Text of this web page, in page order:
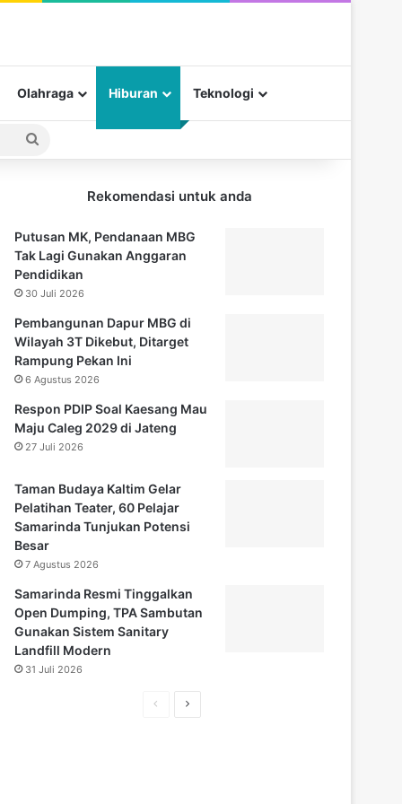
Olahraga Hiburan Teknologi
Pencarian
Rekomendasi untuk anda
Putusan MK, Pendanaan MBG
Tak Lagi Gunakan Anggaran
Pendidikan
30 Juli 2026
Pembangunan Dapur MBG di
Wilayah 3T Dikebut, Ditarget
Rampung Pekan Ini
6 Agustus 2026
Respon PDIP Soal Kaesang Mau
Maju Caleg 2029 di Jateng
27 Juli 2026
Taman Budaya Kaltim Gelar
Pelatihan Teater, 60 Pelajar
Samarinda Tunjukan Potensi
Besar
7 Agustus 2026
Samarinda Resmi Tinggalkan
Open Dumping, TPA Sambutan
Gunakan Sistem Sanitary
Landfill Modern
31 Juli 2026
H